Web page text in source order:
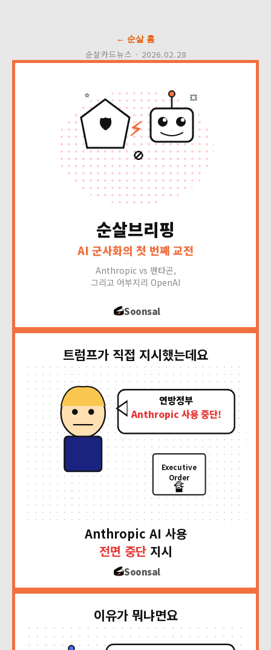
← 순살 홈
순살카드뉴스 · 2026.02.28
🛡️ ⚡
🚫
⭐ 💥
순살브리핑
AI 군사화의 첫 번째 교전
Anthropic vs 펜타곤,
그리고 어부지리 OpenAI
Soonsal
트럼프가 직접 지시했는데요
연방정부
Anthropic 사용 중단!
Executive
Order
🔏
Anthropic AI 사용
전면 중단 지시
Soonsal
이유가 뭐냐면요